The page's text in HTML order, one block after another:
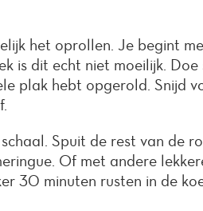
het oprollen. Je begint
is dit echt niet moeilijk.
plak hebt opgerold. Snijd
Spuit de rest van de
Of met andere
30 minuten rusten in de